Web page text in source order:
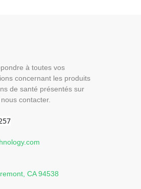
à toutes vos
concernant les produits
de santé présentés sur
contacter.
CA 94538